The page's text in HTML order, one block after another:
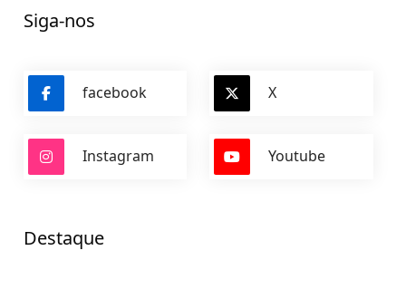
Siga-nos
facebook X
Instagram Youtube
Destaque